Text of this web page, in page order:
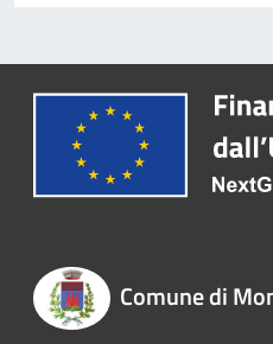
Comune di